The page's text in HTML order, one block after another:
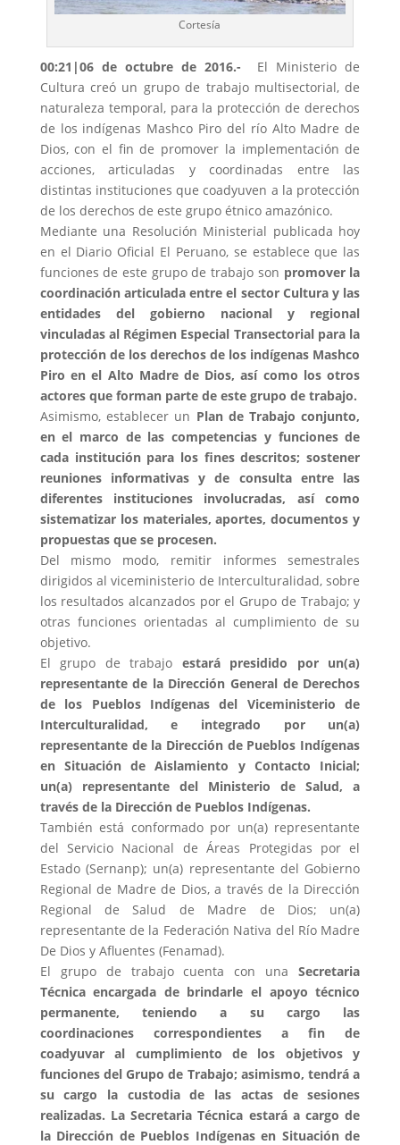
Cortesía
00:21|06 de octubre de 2016.- El Ministerio de
Cultura creó un grupo de trabajo multisectorial, de
naturaleza temporal, para la protección de derechos
de los indígenas Mashco Piro del río Alto Madre de
Dios, con el fin de promover la implementación de
acciones, articuladas y coordinadas entre las
distintas instituciones que coadyuven a la protección
de los derechos de este grupo étnico amazónico.
Mediante una Resolución Ministerial publicada hoy
en el Diario Oficial El Peruano, se establece que las
funciones de este grupo de trabajo son promover la
coordinación articulada entre el sector Cultura y las
entidades del gobierno nacional y regional
vinculadas al Régimen Especial Transectorial para la
protección de los derechos de los indígenas Mashco
Piro en el Alto Madre de Dios, así como los otros
actores que forman parte de este grupo de trabajo.
Asimismo, establecer un Plan de Trabajo conjunto,
en el marco de las competencias y funciones de
cada institución para los fines descritos; sostener
reuniones informativas y de consulta entre las
diferentes instituciones involucradas, así como
sistematizar los materiales, aportes, documentos y
propuestas que se procesen.
Del mismo modo, remitir informes semestrales
dirigidos al viceministerio de Interculturalidad, sobre
los resultados alcanzados por el Grupo de Trabajo; y
otras funciones orientadas al cumplimiento de su
objetivo.
El grupo de trabajo estará presidido por un(a)
representante de la Dirección General de Derechos
de los Pueblos Indígenas del Viceministerio de
Interculturalidad, e integrado por un(a)
representante de la Dirección de Pueblos Indígenas
en Situación de Aislamiento y Contacto Inicial;
un(a) representante del Ministerio de Salud, a
través de la Dirección de Pueblos Indígenas.
También está conformado por un(a) representante
del Servicio Nacional de Áreas Protegidas por el
Estado (Sernanp); un(a) representante del Gobierno
Regional de Madre de Dios, a través de la Dirección
Regional de Salud de Madre de Dios; un(a)
representante de la Federación Nativa del Río Madre
De Dios y Afluentes (Fenamad).
El grupo de trabajo cuenta con unaSecretaria
Técnica encargada de brindarle el apoyo técnico
permanente, teniendo a su cargo las
coordinaciones correspondientes a fin de
coadyuvar al cumplimiento de los objetivos y
funciones del Grupo de Trabajo; asimismo, tendrá a
su cargo la custodia de las actas de sesiones
realizadas. La Secretaria Técnica estará a cargo de
la Dirección de Pueblos Indígenas en Situación de